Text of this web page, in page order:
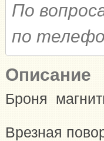
По
по
Описание
Броня
Врезная